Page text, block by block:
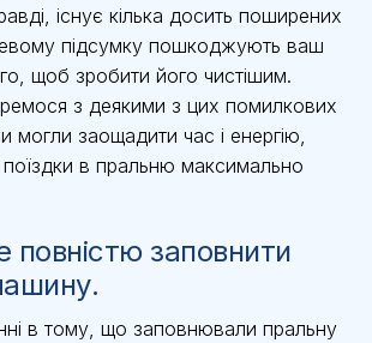
існує кілька досить поширених
підсумку пошкоджують ваш
щоб зробити його чистішим.
з деякими з цих помилкових
могли заощадити час і енергію,
в пральню максимально
заповнити
в тому, що заповнювали пральну